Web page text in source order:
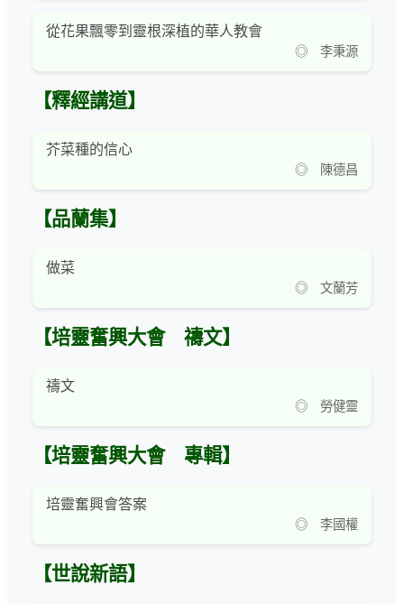
從花果飄零到靈根深植的華人教會
◎ 李秉源
【釋經講道】
芥菜種的信心
◎ 陳德昌
【品蘭集】
做菜
◎ 文蘭芳
【培靈奮興大會 禱文】
禱文
◎ 勞健靈
【培靈奮興大會 專輯】
培靈奮興會答案
◎ 李國權
【世說新語】